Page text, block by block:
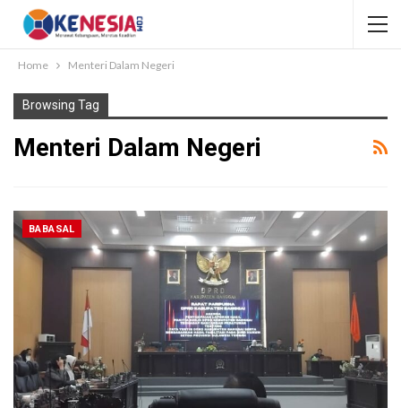
Home Menteri Dalam Negeri
Browsing Tag
Menteri Dalam Negeri
BABASAL